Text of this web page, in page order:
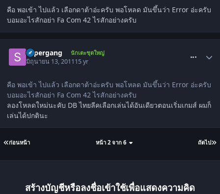
คือ พอเข้า ไปแล้ว เลือกดาต้าอ่ะครับ พอโหลด มันขึ้นว่า Error อ่ะครับ
บอมอะไรสักอย่า Fa Com 42 ไรสักอย่างครับ
supergang นักเตะชุดใหญ่
มิถุนายน 13, 201115 yr
คือ พอเข้า ไปแล้ว เลือกดาต้าอ่ะครับ พอโหลด มันขึ้นว่า Error อ่ะครับ
บอมอะไรสักอย่า Fa Com 42 ไรสักอย่างครับ
ลองโหลดใหม่นะคับ DB ไทยลีคเลือกเล่นได้อันเดียวตอนเริ่มเกมส์ ผมก็
เล่นได้ปกตินะ
ก่อนหน้า ถัดไป
หน้า 2 จาก 6
สร้างบัญชีหรือลงชื่อเข้าใช้เพื่อแสดงความคิด